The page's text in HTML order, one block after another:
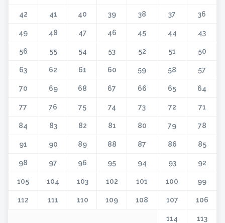
36
37
38
39
40
41
42
43
44
45
46
47
48
49
50
51
52
53
54
55
56
57
58
59
60
61
62
63
64
65
66
67
68
69
70
71
72
73
74
75
76
77
78
79
80
81
82
83
84
85
86
87
88
89
90
91
92
93
94
95
96
97
98
99
100
101
102
103
104
105
106
107
108
109
110
111
112
113
114